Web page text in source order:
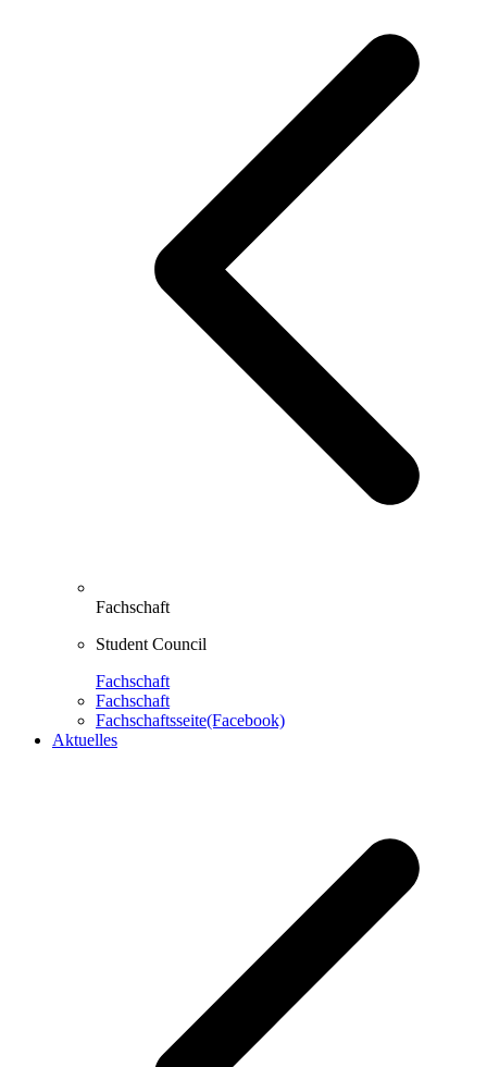
Fachschaft
Student Council
Fachschaft
Fachschaft
Fachschaftsseite(Facebook)
Aktuelles